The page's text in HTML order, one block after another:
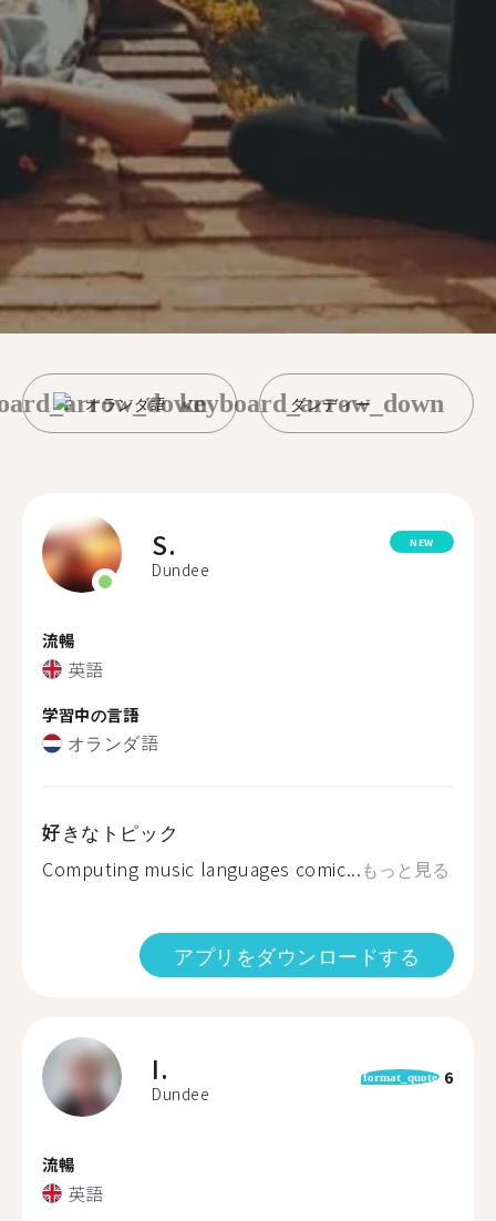
オランダ語 ダンディー
keyboard_arrow_down
S.
Dundee
NEW
流暢
英語
学習中の言語
オランダ語
好きなトピック
Computing music languages comic...もっと見る
アプリをダウンロードする
I.
Dundee
format_quote 6
流暢
英語